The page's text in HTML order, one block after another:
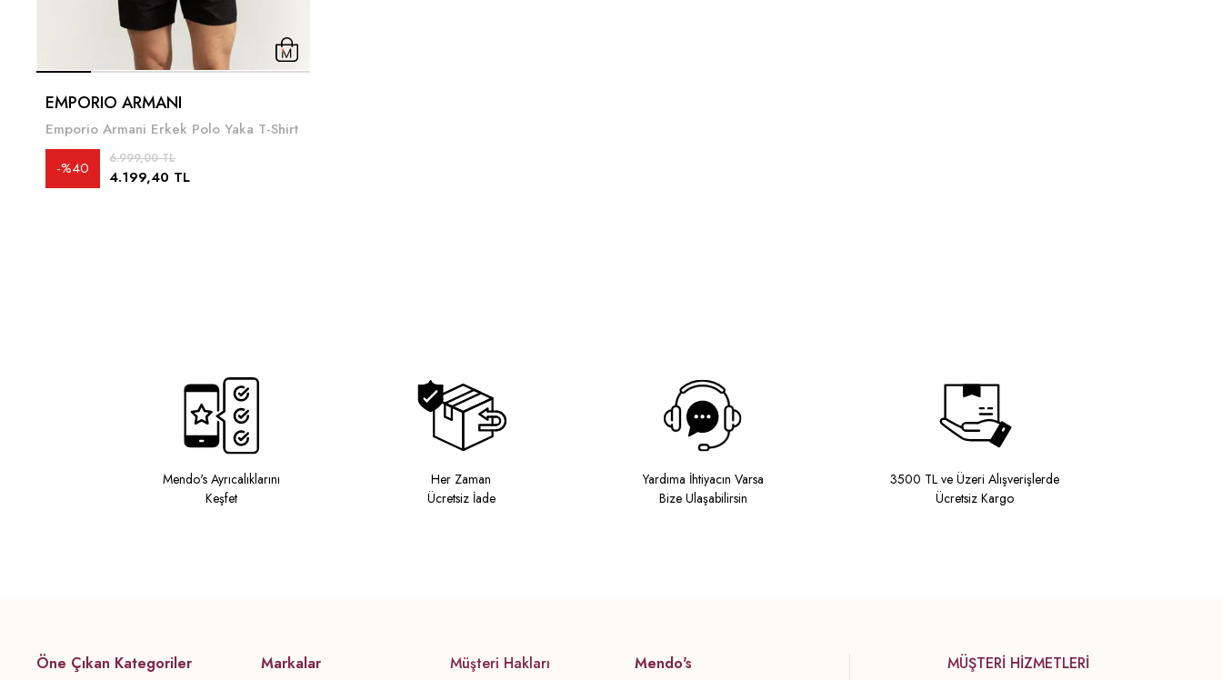
EMPORIO ARMANI
Emporio Armani Erkek Polo Yaka T-Shirt
4.199,40 TL
6.999,00 TL
%40
Mendo's Ayrıcalıklarını
Keşfet
Her Zaman
Ücretsiz İade
Yardıma İhtiyacın Varsa
Bize Ulaşabilirsin
3500 TL ve Üzeri Alışverişlerde
Ücretsiz Kargo
Öne Çıkan Kategoriler
Markalar
Müşteri Hakları
Mendo's
MÜŞTERİ HİZMETLERİ